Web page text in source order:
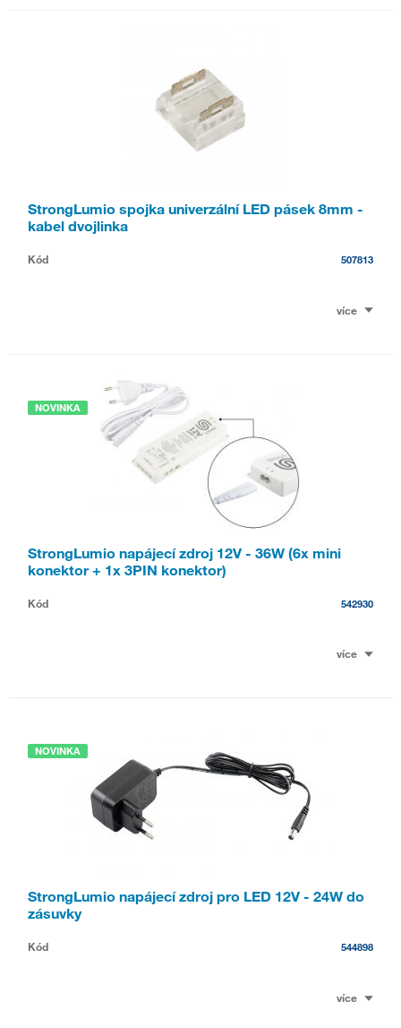
StrongLumio spojka univerzální LED pásek 8mm -
kabel dvojlinka
Kód 507813
více
NOVINKA
StrongLumio napájecí zdroj 12V - 36W (6x mini
konektor + 1x 3PIN konektor)
Kód 542930
více
NOVINKA
StrongLumio napájecí zdroj pro LED 12V - 24W do
zásuvky
Kód 544898
více